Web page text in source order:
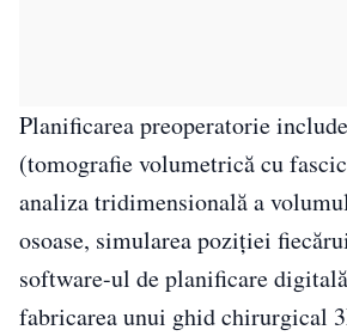
Planificarea preoperatorie
(tomografie volumetrică cu
analiza tridimensională a
osoase, simularea poziției
software-ul de planificare
fabricarea unui ghid chirurgical